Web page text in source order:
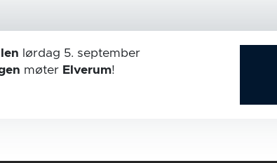
lørdag 5. september
møter Elverum!